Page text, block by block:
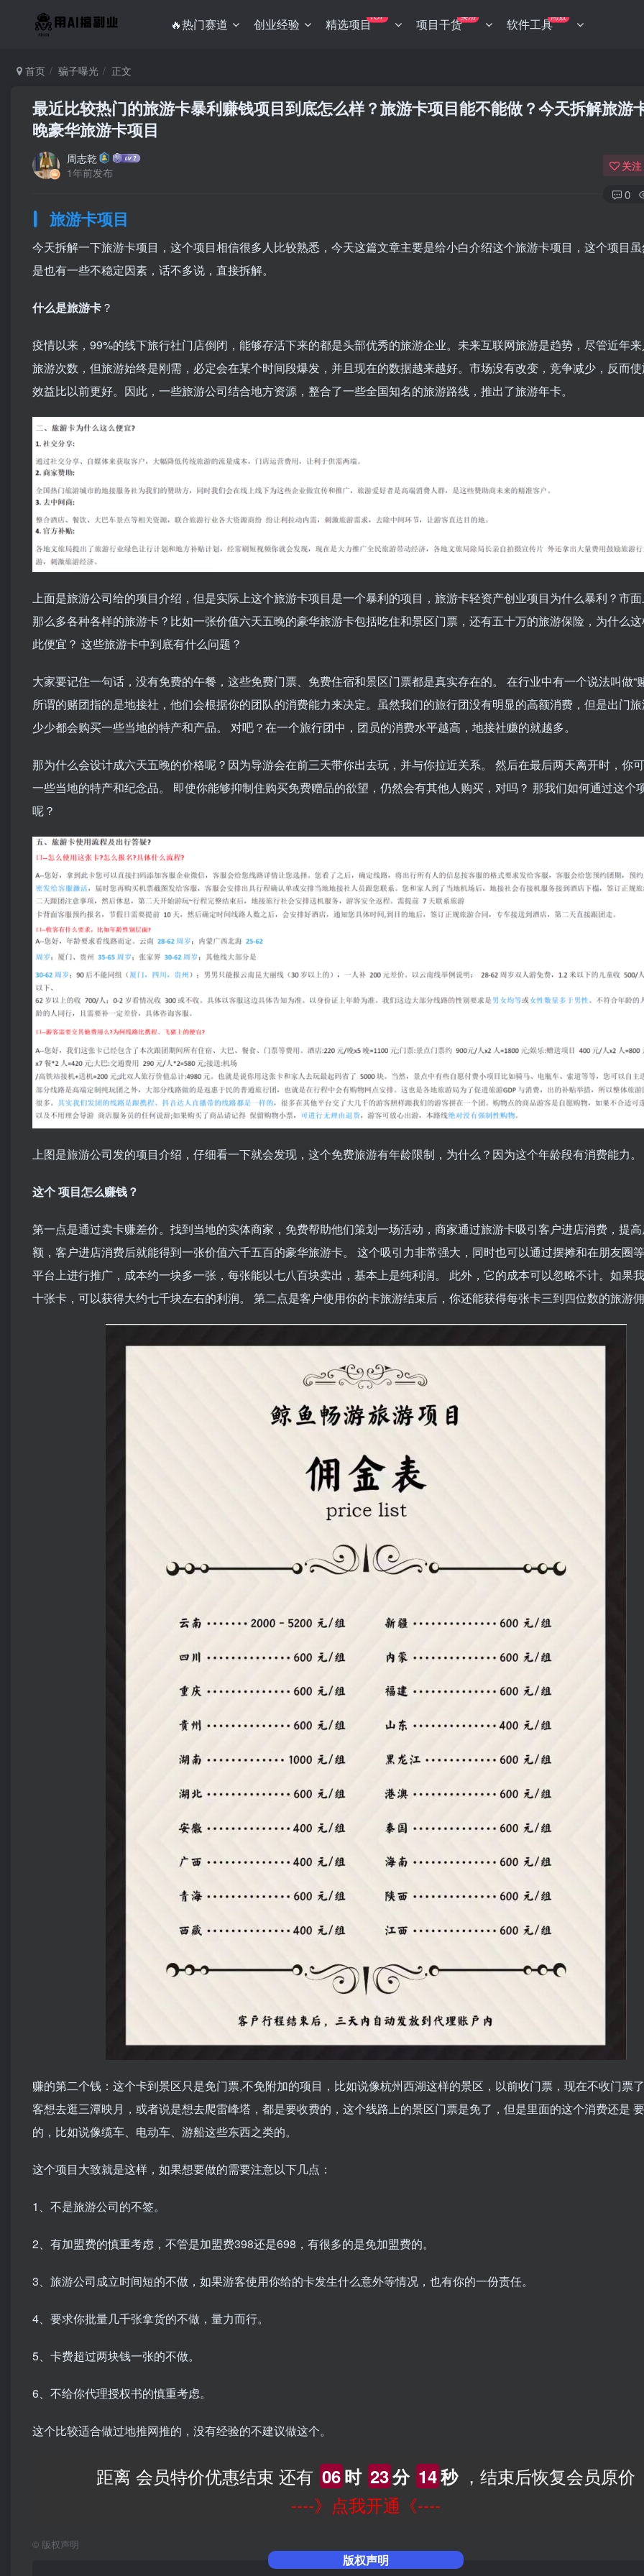
🔥热门赛道 创业经验 精选项目TOP 项目干货实用 软件工具高效
首页 骗子曝光 正文
最近比较热门的旅游卡暴利赚钱项目到底怎么样？旅游卡项目能不能做？今天拆解旅游
晚豪华旅游卡项目
周志乾
1年前发布
关注
0
旅游卡项目
今天拆解一下旅游卡项目，这个项目相信很多人比较熟悉，今天这篇文章主要是给小白介绍这个旅游卡项目，这个项目
是也有一些不稳定因素，话不多说，直接拆解。
什么是旅游卡？
疫情以来，99%的线下旅行社门店倒闭，能够存活下来的都是头部优秀的旅游企业。未来互联网旅游是趋势，尽管近年
旅游次数，但旅游始终是刚需，必定会在某个时间段爆发，并且现在的数据越来越好。市场没有改变，竞争减少，反而
效益比以前更好。因此，一些旅游公司结合地方资源，整合了一些全国知名的旅游路线，推出了旅游年卡。
上面是旅游公司给的项目介绍，但是实际上这个旅游卡项目是一个暴利的项目，旅游卡轻资产创业项目为什么暴利？市
那么多各种各样的旅游卡？比如一张价值六天五晚的豪华旅游卡包括吃住和景区门票，还有五十万的旅游保险，为什么
此便宜？ 这些旅游卡中到底有什么问题？
大家要记住一句话，没有免费的午餐，这些免费门票、免费住宿和景区门票都是真实存在的。 在行业中有一个说法叫做“
所谓的赌团指的是地接社，他们会根据你的团队的消费能力来决定。虽然我们的旅行团没有明显的高额消费，但是出门
少少都会购买一些当地的特产和产品。 对吧？在一个旅行团中，团员的消费水平越高，地接社赚的就越多。
那为什么会设计成六天五晚的价格呢？因为导游会在前三天带你出去玩，并与你拉近关系。 然后在最后两天离开时，你
一些当地的特产和纪念品。 即使你能够抑制住购买免费赠品的欲望，仍然会有其他人购买，对吗？ 那我们如何通过这个
呢？
上图是旅游公司发的项目介绍，仔细看一下就会发现，这个免费旅游有年龄限制，为什么？因为这个年龄段有消费能力。
这个 项目怎么赚钱？
第一点是通过卖卡赚差价。找到当地的实体商家，免费帮助他们策划一场活动，商家通过旅游卡吸引客户进店消费，提
额，客户进店消费后就能得到一张价值六千五百的豪华旅游卡。 这个吸引力非常强大，同时也可以通过摆摊和在朋友圈
平台上进行推广，成本约一块多一张，每张能以七八百块卖出，基本上是纯利润。 此外，它的成本可以忽略不计。如果
十张卡，可以获得大约七千块左右的利润。 第二点是客户使用你的卡旅游结束后，你还能获得每张卡三到四位数的旅游
赚的第二个钱：这个卡到景区只是免门票,不免附加的项目，比如说像杭州西湖这样的景区，以前收门票，现在不收门票
客想去逛三潭映月，或者说是想去爬雷峰塔，都是要收费的，这个线路上的景区门票是免了，但是里面的这个消费还是
的，比如说像缆车、电动车、游船这些东西之类的。
这个项目大致就是这样，如果想要做的需要注意以下几点：
1、不是旅游公司的不签。
2、有加盟费的慎重考虑，不管是加盟费398还是698，有很多的是免加盟费的。
3、旅游公司成立时间短的不做，如果游客使用你给的卡发生什么意外等情况，也有你的一份责任。
4、要求你批量几千张拿货的不做，量力而行。
5、卡费超过两块钱一张的不做。
6、不给你代理授权书的慎重考虑。
这个比较适合做过地推网推的，没有经验的不建议做这个。
距离 会员特价优惠结束 还有 06时 23分 13秒，结束后恢复会员原价
----》点我开通《----
© 版权声明
版权声明